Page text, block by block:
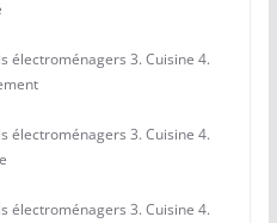
électroménagers 3. Cuisine 4.
électroménagers 3. Cuisine 4.
électroménagers 3. Cuisine 4.